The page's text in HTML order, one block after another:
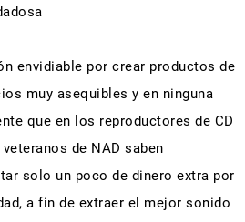
envidiable por crear productos de
muy asequibles y en ninguna
que en los reproductores de CD
de NAD saben
solo un poco de dinero extra por
a fin de extraer el mejor sonido